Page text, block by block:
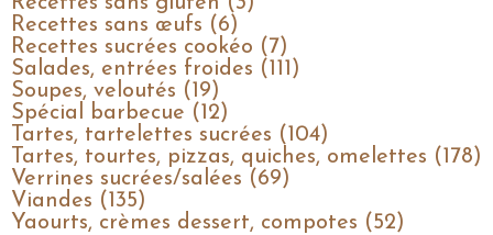
Recettes sans œufs (6)
Recettes sucrées cookéo (7)
Salades, entrées froides (111)
Soupes, veloutés (19)
Spécial barbecue (12)
Tartes, tartelettes sucrées (104)
Tartes, tourtes, pizzas, quiches, omelettes (178)
Verrines sucrées/salées (69)
Viandes (135)
Yaourts, crèmes dessert, compotes (52)